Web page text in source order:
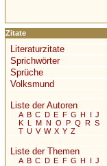
Zitate
Literaturzitate
Sprichwörter
Sprüche
Volksmund
Liste der Autoren
A B C D E F G H I J
K L M N O P Q R S
T U V W X Y Z
Liste der Themen
A B C D E F G H I J